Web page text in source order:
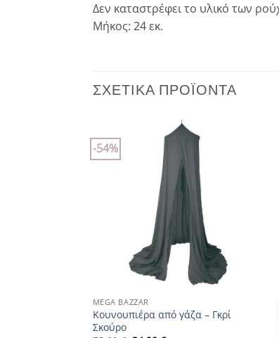
Δεν καταστρέφει το υλικό των
Μήκος: 24 εκ.
ΣΧΕΤΙΚΆ ΠΡΟΪΌΝΤΑ
-54%
MEGA BAZZAR
Κουνουπιέρα από γάζα – Γκρί
Σκούρο